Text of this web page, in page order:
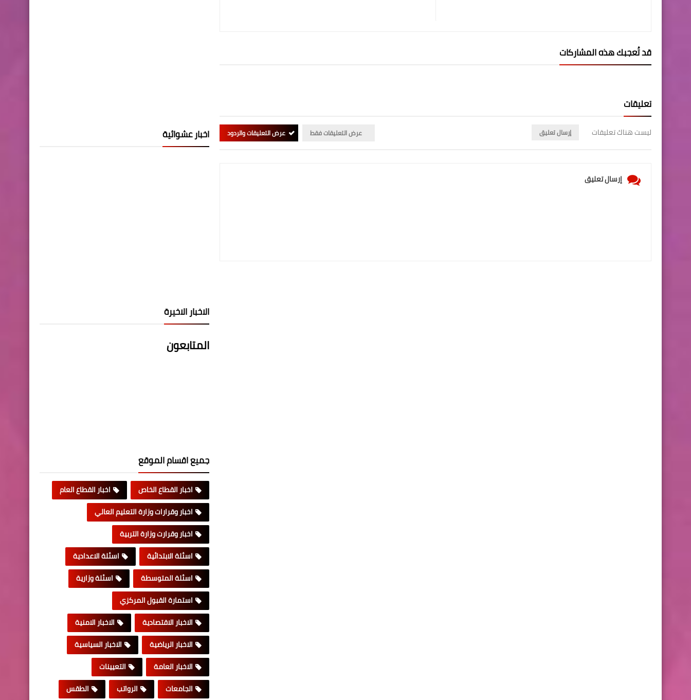
قد تُعجبك هذه المشاركات
تعليقات
ليست هناك تعليقات إرسال تعليق عرض التعليقات فقط عرض التعليقات والردود
إرسال تعليق
اخبار عشوائية
الاخبار الاخيرة
المتابعون
جميع اقسام الموقع
اخبار القطاع الخاص
اخبار القطاع العام
اخبار وقرارات وزارة التعليم العالي
اخبار وقرارت وزارة التربية
اسئلة الابتدائية
اسئلة الاعدادية
اسئلة المتوسطة
اسئلة وزارية
استمارة القبول المركزي
الاخبار الاقتصادية
الاخبار الامنية
الاخبار الرياضية
الاخبار السياسية
الاخبار العامة
التعيينات
الجامعات
الرواتب الطقس